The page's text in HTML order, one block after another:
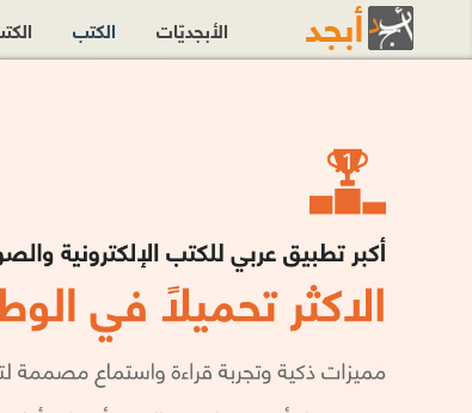
الأبجديّات الكتب